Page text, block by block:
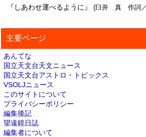
『しあわせ運べるように』 (臼井 真 作詞
主要ページ
あんてな
国立天文台天文ニュース
国立天文台アストロ・トピックス
VSOLJニュース
このサイトについて
プライバシーポリシー
編集後記
望遠鏡日誌
編集者について